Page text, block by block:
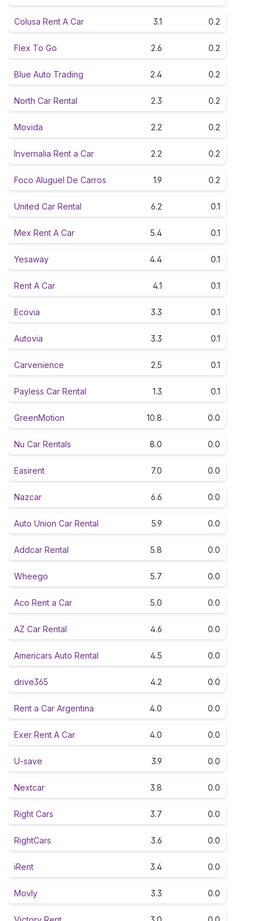
Colusa Rent A Car 3.1 0.2
Flex To Go 2.6 0.2
Blue Auto Trading 2.4 0.2
North Car Rental 2.3 0.2
Movida 2.2 0.2
Invernalia Rent a Car 2.2 0.2
Foco Aluguel De Carros 1.9 0.2
United Car Rental 6.2 0.1
Mex Rent A Car 5.4 0.1
Yesaway 4.4 0.1
Rent A Car 4.1 0.1
Ecovia 3.3 0.1
Autovia 3.3 0.1
Carvenience 2.5 0.1
Payless Car Rental 1.3 0.1
GreenMotion 10.8 0.0
Nu Car Rentals 8.0 0.0
Easirent 7.0 0.0
Nazcar 6.6 0.0
Auto Union Car Rental 5.9 0.0
Addcar Rental 5.8 0.0
Wheego 5.7 0.0
Aco Rent a Car 5.0 0.0
AZ Car Rental 4.6 0.0
Americars Auto Rental 4.5 0.0
drive365 4.2 0.0
Rent a Car Argentina 4.0 0.0
Exer Rent A Car 4.0 0.0
U-save 3.9 0.0
Nextcar 3.8 0.0
Right Cars 3.7 0.0
RightCars 3.6 0.0
iRent 3.4 0.0
Movly 3.3 0.0